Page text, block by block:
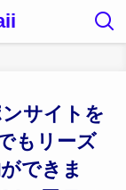
サイトを
もリーズ
できま